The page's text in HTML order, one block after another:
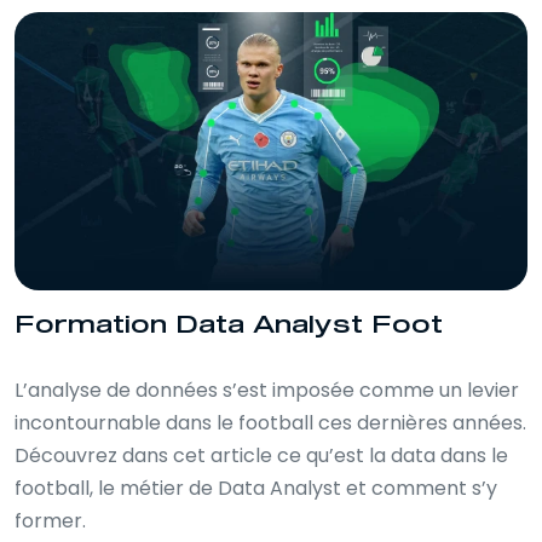
travailler.
les décisions stratégiques, cette
formation vous permet de maîtriser les
outils et méthodes indispensables à
l'analyse data dans le football. Disponible
100% en ligne et accessible 24/7, cette
formation vous guide dans
l’apprentissage des outils de référence
comme FBRef et StatsBomb,
l'interprétation des indicateurs clés et la
percutants. Grâce à des QCM interactifs,
études de cas et exercices pratiques,
pour mieux comprendre le jeu et
appuyer vos recommandations. Maîtriser
la data, c’est savoir extraire les
informations pertinentes, analyser les
performances individuelles et collectives,
Formation Data Analyst Foot
L’analyse de données s’est imposée comme un levier
incontournable dans le football ces dernières années.
Découvrez dans cet article ce qu’est la data dans le
football, le métier de Data Analyst et comment s’y
former.